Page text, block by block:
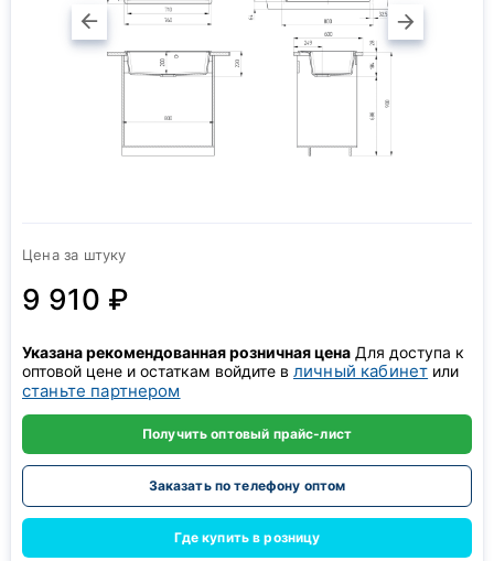
Цена за штуку
9 910 ₽
Указана рекомендованная розничная цена Для доступа к
оптовой цене и остаткам войдите в личный кабинет или
станьте партнером
Получить оптовый прайс-лист
Заказать по телефону оптом
Где купить в розницу